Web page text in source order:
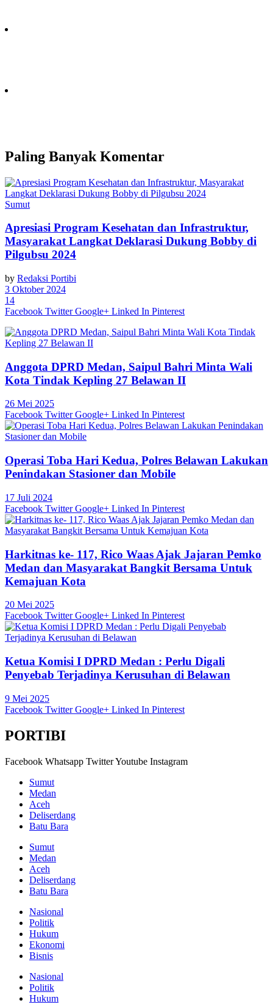
Paling Banyak Komentar
Sumut
Apresiasi Program Kesehatan dan Infrastruktur,
Masyarakat Langkat Deklarasi Dukung Bobby di
Pilgubsu 2024
by Redaksi Portibi
3 Oktober 2024
14
Facebook Twitter Google+ Linked In Pinterest
Anggota DPRD Medan, Saipul Bahri Minta Wali
Kota Tindak Kepling 27 Belawan II
26 Mei 2025
Facebook Twitter Google+ Linked In Pinterest
Operasi Toba Hari Kedua, Polres Belawan Lakukan
Penindakan Stasioner dan Mobile
17 Juli 2024
Facebook Twitter Google+ Linked In Pinterest
Harkitnas ke- 117, Rico Waas Ajak Jajaran Pemko
Medan dan Masyarakat Bangkit Bersama Untuk
Kemajuan Kota
20 Mei 2025
Facebook Twitter Google+ Linked In Pinterest
Ketua Komisi I DPRD Medan : Perlu Digali
Penyebab Terjadinya Kerusuhan di Belawan
9 Mei 2025
Facebook Twitter Google+ Linked In Pinterest
PORTIBI
Facebook Whatsapp TwitterYoutube Instagram
Sumut
Medan
Aceh
Deliserdang
Batu Bara
Sumut
Medan
Aceh
Deliserdang
Batu Bara
Nasional
Politik
Hukum
Ekonomi
Bisnis
Nasional
Politik
Hukum